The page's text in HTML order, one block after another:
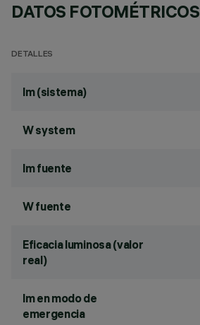
DATOS FOTOMÉTRICOS
DETALLES
lm (sistema)
W system
lm fuente
W fuente
Eficacia luminosa (valor
real)
lm en modo de
emergencia